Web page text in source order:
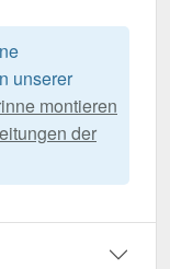
unserer
montieren
der